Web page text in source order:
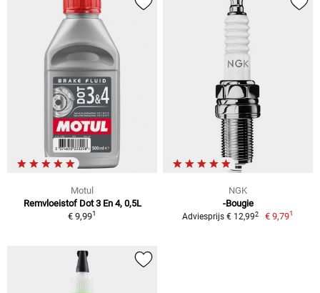
Motul
Remvloeistof Dot 3 En 4, 0,5L
€ 9,991
NGK
-Bougie
Adviesprijs € 12,992 € 9,791